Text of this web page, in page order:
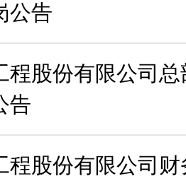
公告
程股份有限公司
告
程股份有限公司